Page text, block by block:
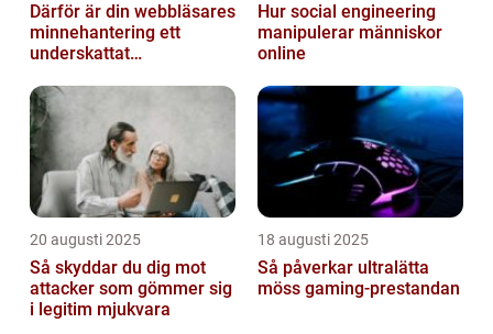
Därför är din webbläsares
minnehantering ett
underskattat
Hur social engineering
manipulerar människor
online
20 augusti 2025
Så skyddar du dig mot
attacker som gömmer sig
i legitim mjukvara
18 augusti 2025
Så påverkar ultralätta
möss gaming-prestandan